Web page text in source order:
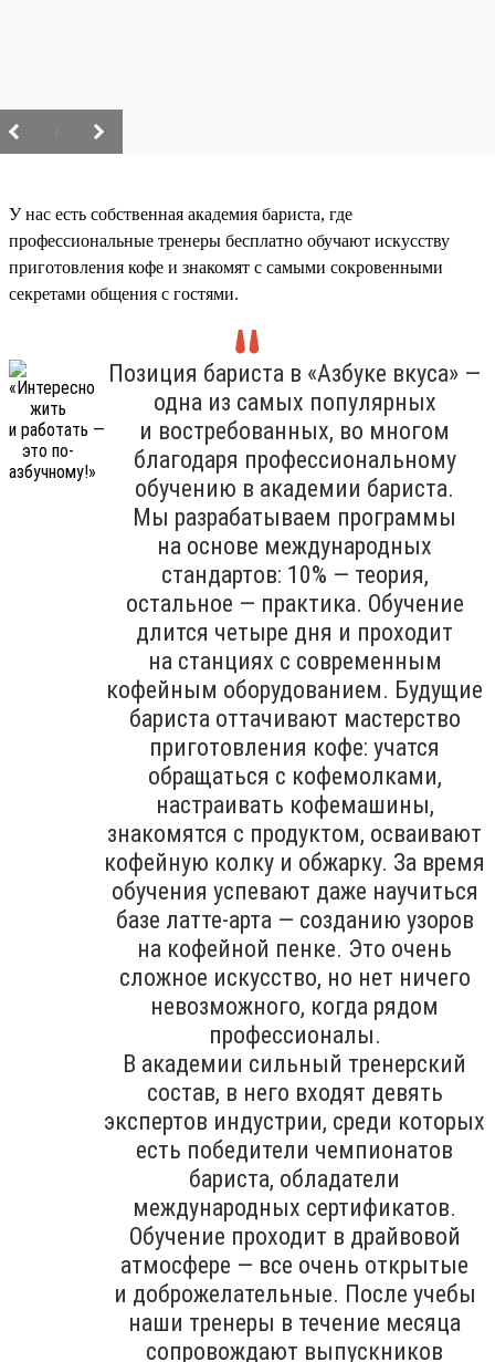
У нас есть собственная академия бариста, где
профессиональные тренеры бесплатно обучают искусству
приготовления кофе и знакомят с самыми сокровенными
секретами общения с гостями.
Позиция бариста в «Азбуке вкуса» —
одна из самых популярных
и востребованных, во многом
благодаря профессиональному
обучению в академии бариста.
Мы разрабатываем программы
на основе международных
стандартов: 10% — теория,
остальное — практика. Обучение
длится четыре дня и проходит
на станциях с современным
кофейным оборудованием. Будущие
бариста оттачивают мастерство
приготовления кофе: учатся
обращаться с кофемолками,
настраивать кофемашины,
знакомятся с продуктом, осваивают
кофейную колку и обжарку. За время
обучения успевают даже научиться
базе латте-арта — созданию узоров
на кофейной пенке. Это очень
сложное искусство, но нет ничего
невозможного, когда рядом
профессионалы.
В академии сильный тренерский
состав, в него входят девять
экспертов индустрии, среди которых
есть победители чемпионатов
бариста, обладатели
международных сертификатов.
Обучение проходит в драйвовой
атмосфере — все очень открытые
и доброжелательные. После учебы
наши тренеры в течение месяца
сопровождают выпускников